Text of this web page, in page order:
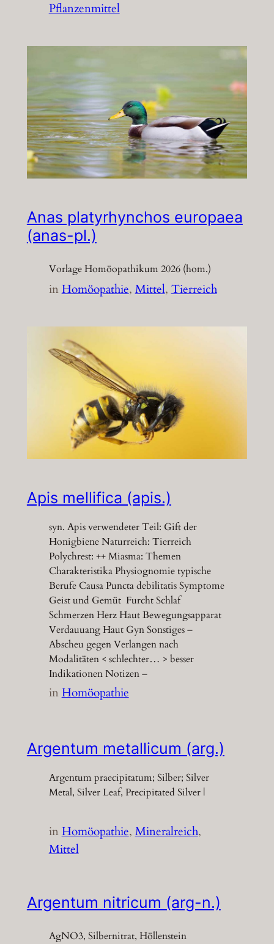
Pflanzenmittel
Anas platyrhynchos europaea
(anas-pl.)
Vorlage Homöopathikum 2026 (hom.)
inHomöopathie, Mittel, Tierreich
Apis mellifica (apis.)
syn. Apis verwendeter Teil: Gift der
Honigbiene Naturreich: Tierreich
Polychrest: ++ Miasma: Themen
Charakteristika Physiognomie typische
Berufe Causa Puncta debilitatis Symptome
Geist und Gemüt Furcht Schlaf
Schmerzen Herz Haut Bewegungsapparat
Verdauuang Haut Gyn Sonstiges –
Abscheu gegen Verlangen nach
Modalitäten < schlechter… > besser
Indikationen Notizen –
inHomöopathie
Argentum metallicum (arg.)
Argentum praecipitatum; Silber; Silver
Metal, Silver Leaf, Precipitated Silver |
inHomöopathie, Mineralreich
Mittel
Argentum nitricum (arg-n.)
AgNO3, Silbernitrat, Höllenstein